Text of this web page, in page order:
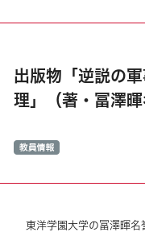
出版物「逆説の
理」（著・冨澤
東洋学園大学の冨澤暉名